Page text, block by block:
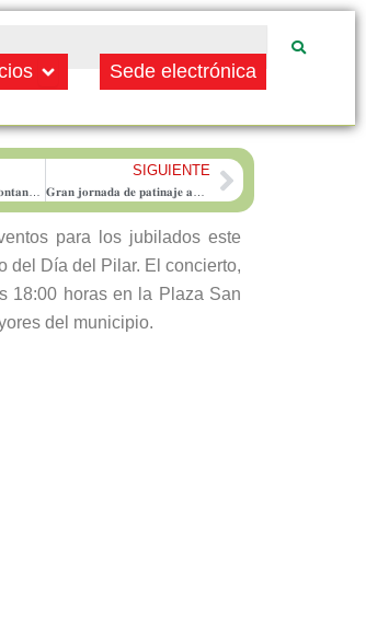
Open ServiciosSede electrónica
𝐄𝐥 𝐀𝐲𝐮𝐧𝐭𝐚𝐦𝐢𝐞𝐧𝐭𝐨 𝐝𝐞 𝐅𝐨𝐧𝐭𝐚𝐧𝐚𝐫 𝐢𝐧𝐢𝐜𝐢𝐚 𝐞𝐥 𝐩𝐫𝐨𝐜𝐞𝐝𝐢𝐦𝐢𝐞𝐧𝐭𝐨 𝐩𝐚𝐫𝐚 𝐜𝐨𝐧𝐭𝐫𝐚𝐭𝐚𝐫 𝐞𝐥 𝐬𝐞𝐫𝐯𝐢𝐜𝐢𝐨 𝐝𝐞 𝐦𝐨𝐧𝐢𝐭𝐨𝐫𝐞𝐬 𝐝𝐞 𝐠𝐢𝐦𝐧𝐚𝐬𝐢𝐨
SIGUIENTENext
para los jubilados este
del Día del Pilar. El concierto,
18:00 horas en la Plaza San
del municipio.